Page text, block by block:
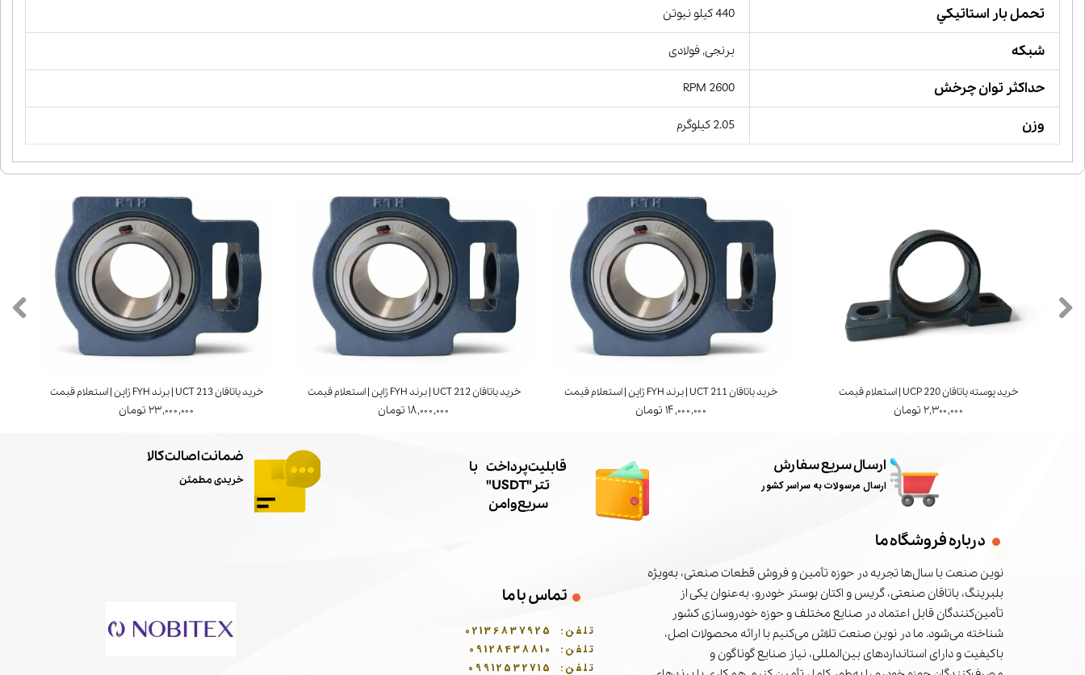
تحمل بار استاتيكي 440 کیلو نیوتن
شبکه برنجی, فولادی
حداکثر توان چرخش 2600 RPM
وزن 2.05 کیلوگرم
خرید یاتاقان UCT 213 | برند FYH ژاپن | استعلام قیمت
۲۳,۰۰۰,۰۰۰ تومان
خرید یاتاقان UCT 212 | برند FYH ژاپن | استعلام قیمت
۱۸,۰۰۰,۰۰۰ تومان
خرید یاتاقان UCT 211 | برند FYH ژاپن | استعلام قیمت
۱۴,۰۰۰,۰۰۰ تومان
خرید پوسته یاتاقان UCP 220 | استعلام قیمت
۲,۳۰۰,۰۰۰ تومان
ارسال سریع سفارش
ارسال مرسولات به سراسر کشور
ضمانت اصالت کالا
خریدی مطمئن
درباره فروشگاه ما
نوین صنعت با سال‌ها تجربه در حوزه تأمین و فروش قطعات صنعتی، به‌ویژه
بلبرینگ، یاتاقان صنعتی، گریس و اکتان بوستر خودرو، به‌عنوان یکی از
تأمین‌کنندگان قابل اعتماد در صنایع مختلف و حوزه خودروسازی کشور
شناخته می‌شود. ما در نوین صنعت تلاش می‌کنیم با ارائه محصولات اصل،
باکیفیت و دارای استانداردهای بین‌المللی، نیاز صنایع گوناگون و
تماس با ما
تلفن:
02136837925
تلفن:
09128438810
تلفن:
09912532715
​قابلیت پرداخت با
تتر"USDT"
سریع و امن